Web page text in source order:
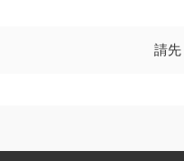
請先